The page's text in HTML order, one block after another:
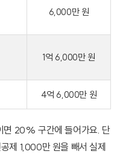
6,000만 원
1억 6,000만 원
4억 6,000만 원
면 20% 구간에 들어가요. 단
제 1,000만 원을 빼서 실제